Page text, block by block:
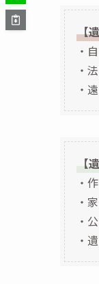
【
・
・
・
【
・
・
・
・